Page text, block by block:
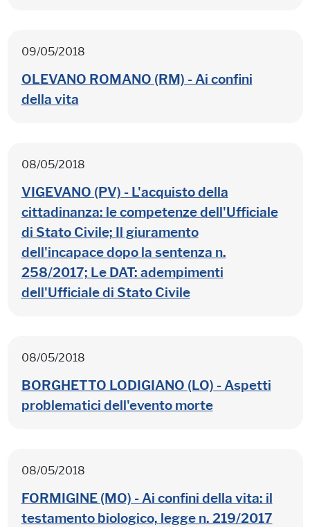
09/05/2018
OLEVANO ROMANO (RM) - Ai confini
della vita
08/05/2018
VIGEVANO (PV) - L'acquisto della
cittadinanza: le competenze dell'Ufficiale
di Stato Civile; Il giuramento
dell'incapace dopo la sentenza n.
258/2017; Le DAT: adempimenti
dell'Ufficiale di Stato Civile
08/05/2018
BORGHETTO LODIGIANO (LO) - Aspetti
problematici dell'evento morte
08/05/2018
FORMIGINE (MO) - Ai confini della vita: il
testamento biologico, legge n. 219/2017